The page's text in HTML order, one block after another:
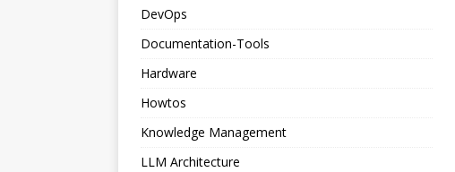
DevOps
Documentation-Tools
Hardware
Howtos
Knowledge Management
LLM Architecture